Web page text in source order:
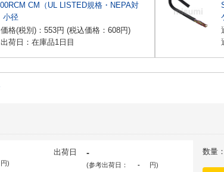
CM（UL LISTED規格・NEPA対
小径
格(税別)： 553円 (税込価格： 608円)
荷日：在庫品1日目
円)
出荷日 -
(参考出荷日： - 円)
数量：